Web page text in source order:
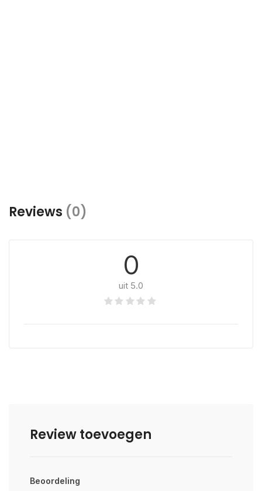
Reviews (0)
0
uit 5.0
Review toevoegen
Beoordeling